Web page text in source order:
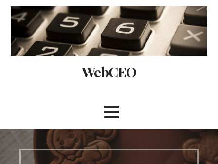
Skip
WebCEO